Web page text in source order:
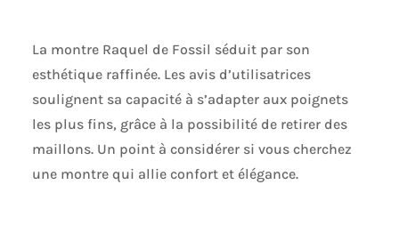
La montre Raquel de Fossil séduit par son
esthétique raffinée. Les avis d’utilisatrices
soulignent sa capacité à s’adapter aux poignets
les plus fins, grâce à la possibilité de retirer des
maillons. Un point à considérer si vous cherchez
une montre qui allie confort et élégance.